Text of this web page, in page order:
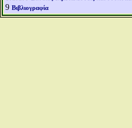
9 Βιβλιογραφία